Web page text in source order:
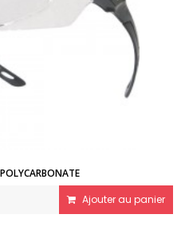
Ajouter au panier